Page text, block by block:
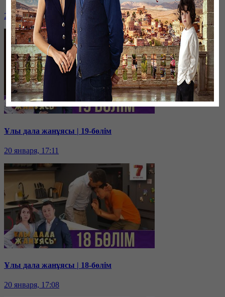
20 января, 17:18
Ұлы дала жанұясы | 19-бөлім
20 января, 17:11
Ұлы дала жанұясы | 18-бөлім
20 января, 17:08